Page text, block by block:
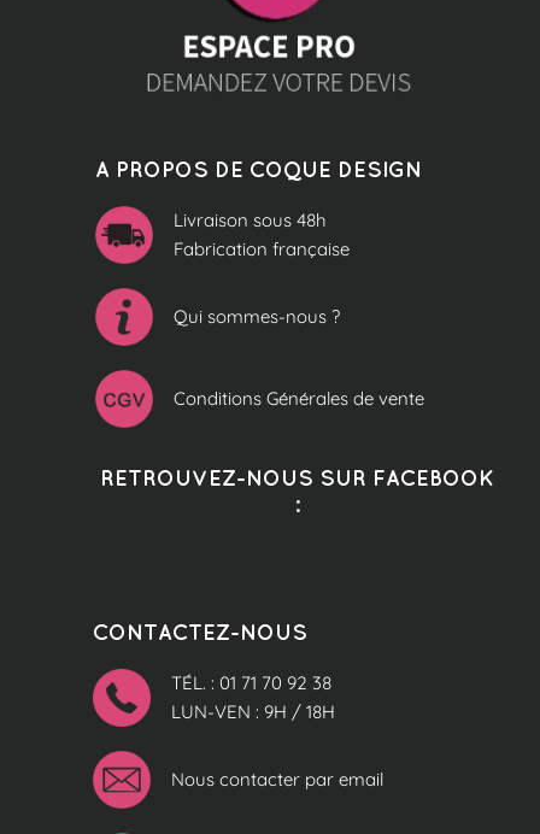
A PROPOS DE COQUE DESIGN
Livraison sous 48h
Fabrication française
Qui sommes-nous ?
Conditions Générales de vente
RETROUVEZ-NOUS SUR FACEBOOK
:
CONTACTEZ-NOUS
TÉL. : 01 71 70 92 38
LUN-VEN : 9H / 18H
Nous contacter par email